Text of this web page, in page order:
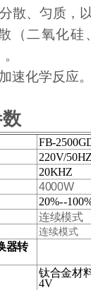
散、匀质，
（二氧化硅
速化学反应
FB-
220V/50HZ
20KHZ
4000W
20%--
连续模式
连续模式
器转
钛合金材
4V